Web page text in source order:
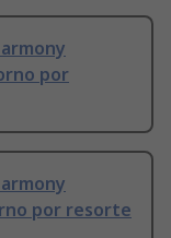
por
por resorte